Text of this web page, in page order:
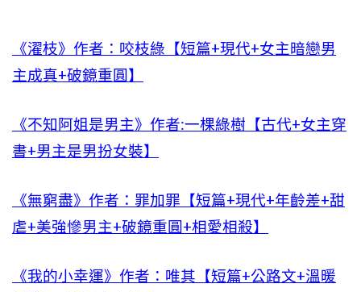
《濯枝》作者：咬枝綠【短篇+現代+女主暗戀男
主成真+破鏡重圓】
《不知阿姐是男主》作者:一棵綠樹【古代+女主穿
書+男主是男扮女裝】
《無窮盡》作者：罪加罪【短篇+現代+年齡差+甜
虐+美強慘男主+破鏡重圓+相愛相殺】
《我的小幸運》作者：唯其【短篇+公路文+溫暖